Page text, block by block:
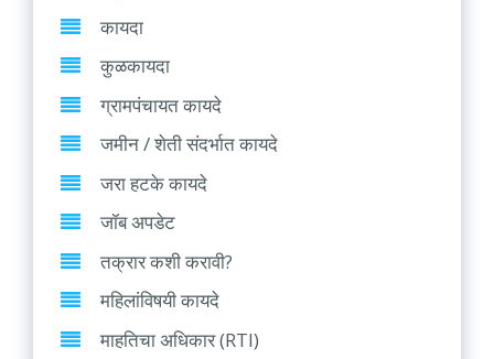
कायदा
कुळकायदा
ग्रामपंचायत कायदे
जमीन / शेती संदर्भात कायदे
जरा हटके कायदे
जॉब अपडेट
तक्रार कशी करावी?
महिलांविषयी कायदे
माहतिचा अधिकार (RTI)